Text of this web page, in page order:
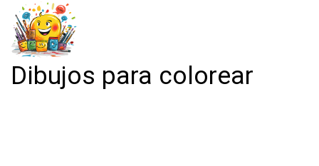
Dibujos para colorear